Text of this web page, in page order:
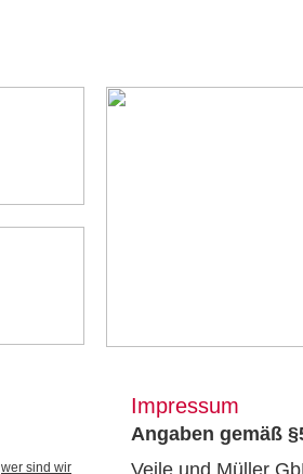
wer sind wir
Impressum
Angaben gemäß
Veile und Müller